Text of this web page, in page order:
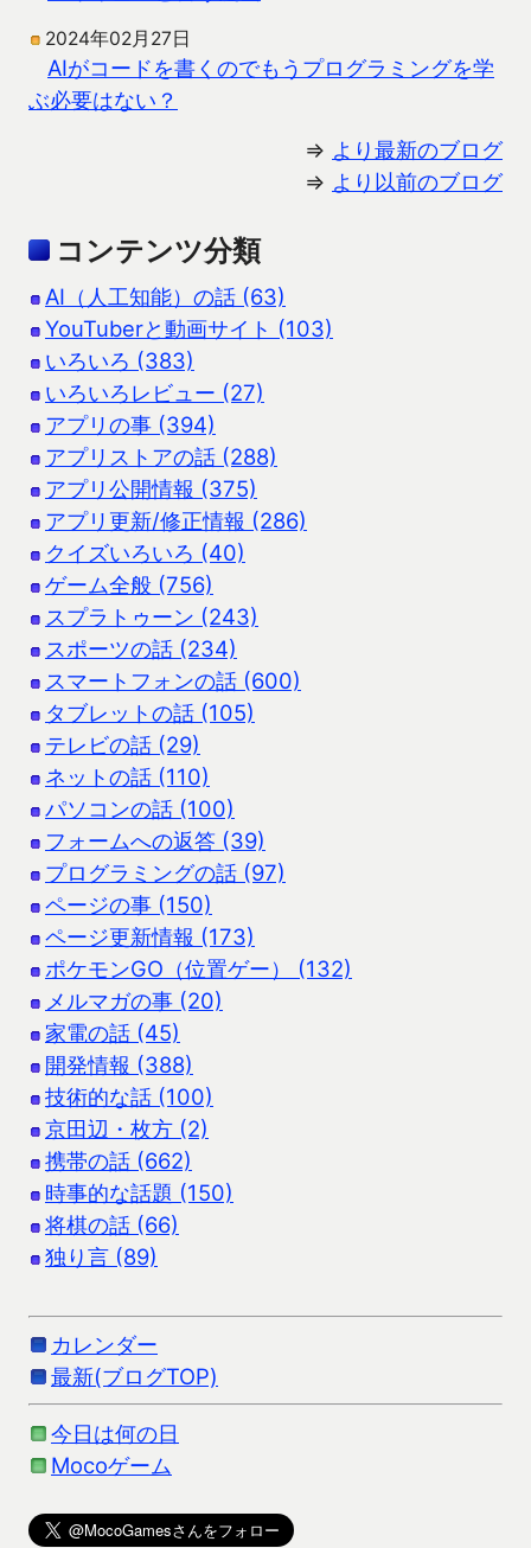
2024年02月27日
AIがコードを書くのでもうプログラミングを学
ぶ必要はない？
⇒ より最新のブログ
⇒ より以前のブログ
コンテンツ分類
AI（人工知能）の話 (63)
YouTuberと動画サイト (103)
いろいろ (383)
いろいろレビュー (27)
アプリの事 (394)
アプリストアの話 (288)
アプリ公開情報 (375)
アプリ更新/修正情報 (286)
クイズいろいろ (40)
ゲーム全般 (756)
スプラトゥーン (243)
スポーツの話 (234)
スマートフォンの話 (600)
タブレットの話 (105)
テレビの話 (29)
ネットの話 (110)
パソコンの話 (100)
フォームへの返答 (39)
プログラミングの話 (97)
ページの事 (150)
ページ更新情報 (173)
ポケモンGO（位置ゲー） (132)
メルマガの事 (20)
家電の話 (45)
開発情報 (388)
技術的な話 (100)
京田辺・枚方 (2)
携帯の話 (662)
時事的な話題 (150)
将棋の話 (66)
独り言 (89)
カレンダー
最新(ブログTOP)
今日は何の日
Mocoゲーム